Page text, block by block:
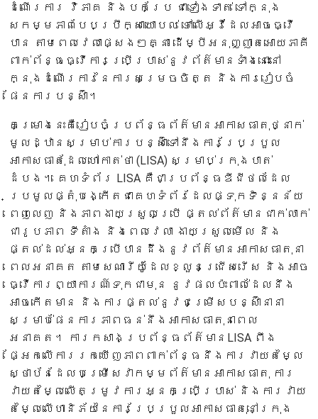
ដំណើរការ វិភាគ និងបកប្រែ ជាទៀងទាត់ ទៅក្នុង
សកម្មភាពបែបប្រឹក្សាយោបល់ ទៅលើអ្វីដែលអាចធ្វើ
បាន តាមពេលវេលាផ្សេងៗគ្នា ដើម្បីអនុញ្ញាតអោយភាគី
ពាក់ព័ន្ធធ្វើការប្រើប្រាស់នូវព័ត៌មានទាំងនោះនៅ
ក្នុងដំណើរការនៃការសម្រេចចិត្ត និងការរៀបចំ
ផែនការបន្ស៊ាំ។
គម្រោងនេះគឺរៀបចំប្រព័ន្ធព័ត៌មានអាកាសធាតុថ្នាក់
មូលដ្ឋានសម្រាប់ការបន្ស៊ាំទៅនឹងការប្រែប្រួល
អាកាសធាតុដែលហៅកាត់ថា (LISA) សម្រាប់ក្រុងបាត់
ដំបង។ គេហទំព័រ LISA គឺជាប្រព័ន្ធឌីជីថលដែល
ប្រមូលផ្តុំបង្កើតជាគេហទំព័រដែលផ្ទុកទិន្នន័យ
ពេញលេញ និងភាពងាយស្រួលប្រើ ផ្តល់ព័ត៌មានជាក់លាក់
ជារូបភាព ទីតាំង និងពេលវេលា ងាយស្រួលមើល និង
ផ្តល់ដល់អ្នកប្រើបានដឹងនូវព័ត៌មានអាកាសធាតុនា
ពេលអនាគត តាមសេណារីយ៉ូដែលខ្លួនជ្រើសរើស និងអាច
ធ្វើការព្យាការណ៍ទុកជាមុន នូវផលប៉ះពាល់ដែលនឹង
អាចកើតមាន និងការផ្តល់នូវជម្រើសបន្ស៊ាំនានា
សម្រាប់ផែនការភាពធន់នឹងអាកាសធាតុនាពេល
អនាគត។ ការកសាងប្រព័ន្ធព័ត៌មានLISA ពឹង
ផ្អែកលើការរកឃើញភាពពាក់ព័ន្ធនឹងការវាយតម្លៃ
ស្ថាប័នដែលបម្រើសេវាកម្មព័ត៌មានអាកាសធាតុ ការ
វាយតម្លៃលើតម្រូវការអ្នកប្រើប្រាស់ និងការវាយ
តម្លៃលើហានិភ័យនៃការប្រែប្រួលអាកាសធាតុនៅក្រុង